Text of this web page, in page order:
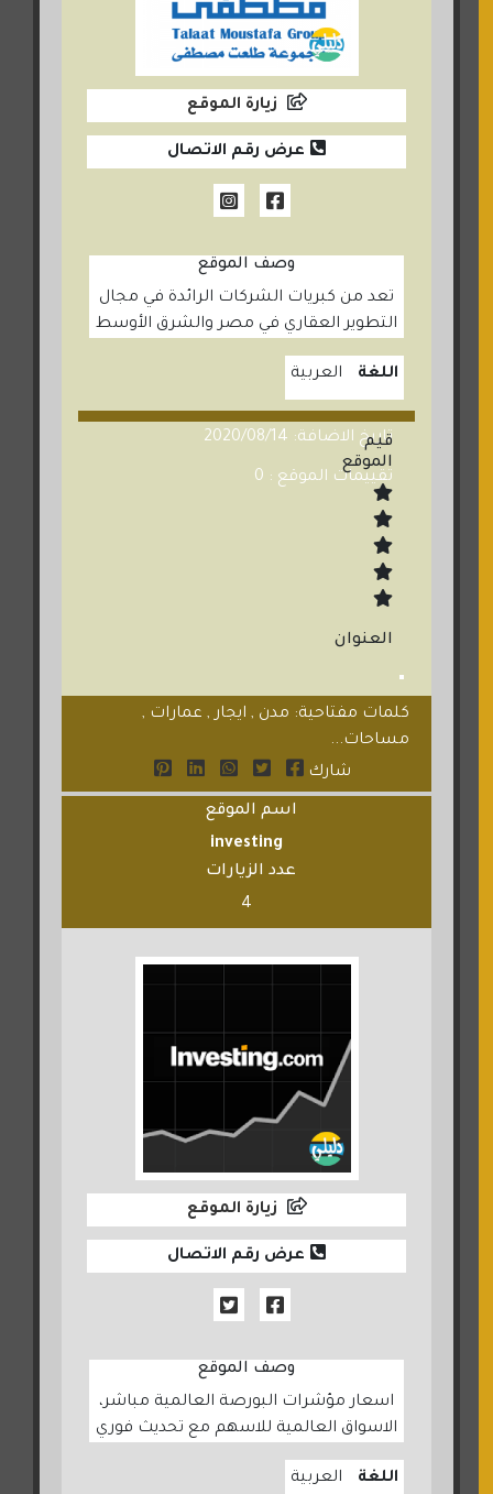
زيارة الموقع
عرض رقم الاتصال
وصف الموقع
تعد من كبريات الشركات الرائدة في مجال
التطوير العقاري في مصر والشرق الأوسط
اللغة العربية
تاريخ الاضافة: 2020/08/14
تقييمات الموقع : 0
قيم
الموقع
العنوان
كلمات مفتاحية: مدن , ايجار , عمارات ,
مساحات...
شارك
اسم الموقع
investing
عدد الزيارات
4
زيارة الموقع
عرض رقم الاتصال
وصف الموقع
اسعار مؤشرات البورصة العالمية مباشر،
الاسواق العالمية للاسهم مع تحديث فوري
اللغة العربية